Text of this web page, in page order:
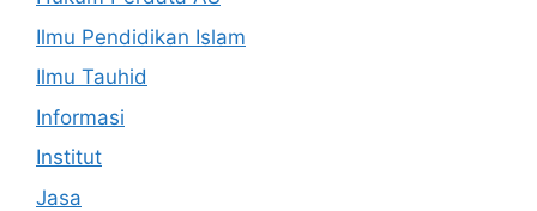
Ilmu Pendidikan Islam
Ilmu Tauhid
Informasi
Institut
Jasa